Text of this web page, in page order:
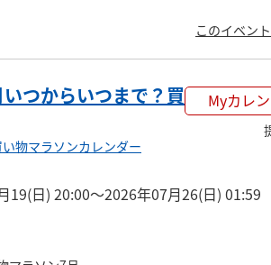
このイベン
つからいつまで？買
い物マラソンカレンダー
Myカレ
19(日) 20:00〜2026年07月26(日) 01:59